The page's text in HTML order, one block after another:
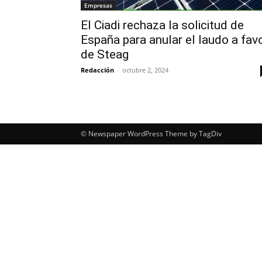
Empresas
El Ciadi rechaza la solicitud de
España para anular el laudo a
de Steag
Redacción - octubre 2, 2024
© Newspaper WordPress Theme by TagDiv